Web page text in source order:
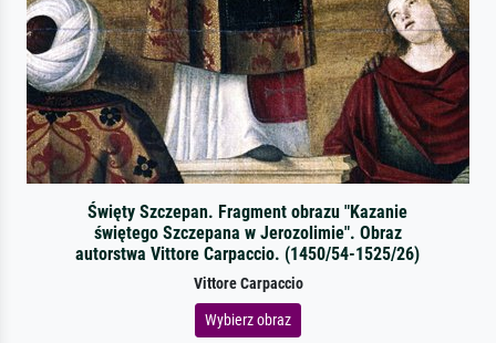
Święty Szczepan. Fragment obrazu "Kazanie
świętego Szczepana w Jerozolimie". Obraz
autorstwa Vittore Carpaccio. (1450/54-1525/26)
Vittore Carpaccio
Wybierz obraz